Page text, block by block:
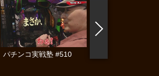
パチンコ実戦塾 #510